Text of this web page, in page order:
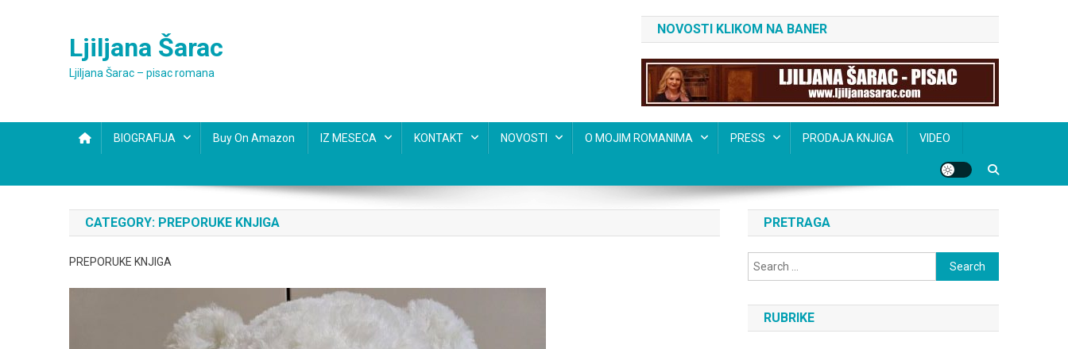
Ljiljana Šarac
Ljiljana Šarac – pisac romana
NOVOSTI KLIKOM NA BANER
BIOGRAFIJA Buy On Amazon IZ MESECA KONTAKT NOVOSTI O MOJIM ROMANIMA PRESS PRODAJA KNJIGA VIDEO
CATEGORY: PREPORUKE KNJIGA
PREPORUKE KNJIGA
PRETRAGA
Search
for:
RUBRIKE